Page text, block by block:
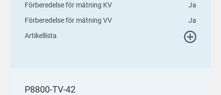
Förberedelse för mätning KV
Ja
Förberedelse för mätning VV
Ja
Artikellista
P8800-TV-42